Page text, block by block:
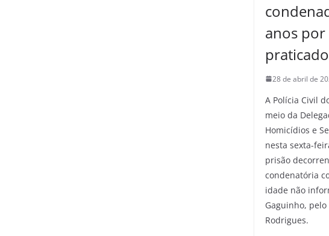
anos
28 de abril de
A Polícia Civil
meio da
Homicídios e
nesta sexta-
prisão
condenatória
idade não
Gaguinho,
Rodrigues.